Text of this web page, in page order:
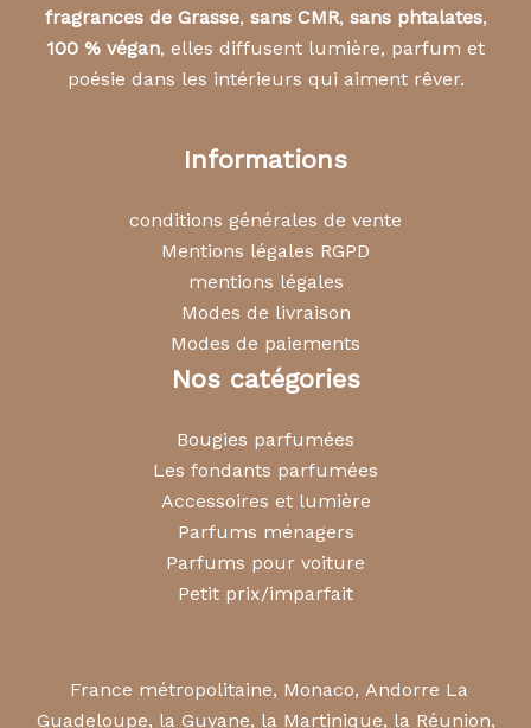
fragrances de Grasse, sans CMR, sans phtalates,
100 % végan, elles diffusent lumière, parfum et
poésie dans les intérieurs qui aiment rêver.
Informations
conditions générales de vente
Mentions légales RGPD
mentions légales
Modes de livraison
Modes de paiements
Nos catégories
Bougies parfumées
Les fondants parfumées
Accessoires et lumière
Parfums ménagers
Parfums pour voiture
Petit prix/imparfait
France métropolitaine, Monaco, Andorre La
Guadeloupe, la Guyane, la Martinique, la Réunion,